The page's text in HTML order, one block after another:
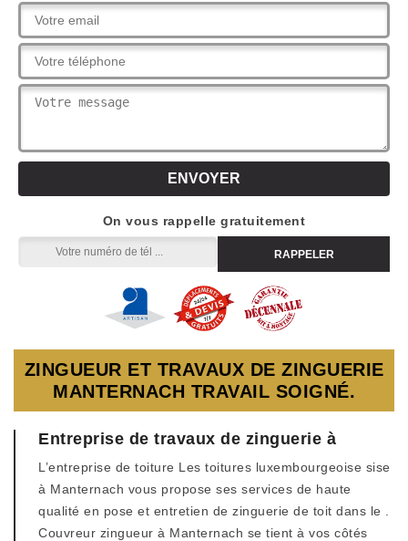
On vous rappelle gratuitement
ZINGUEUR ET TRAVAUX DE ZINGUERIE
MANTERNACH TRAVAIL SOIGNÉ.
Entreprise de travaux de zinguerie à
L’entreprise de toiture Les toitures luxembourgeoise sise
à Manternach vous propose ses services de haute
qualité en pose et entretien de zinguerie de toit dans le .
Couvreur zingueur à Manternach se tient à vos côtés